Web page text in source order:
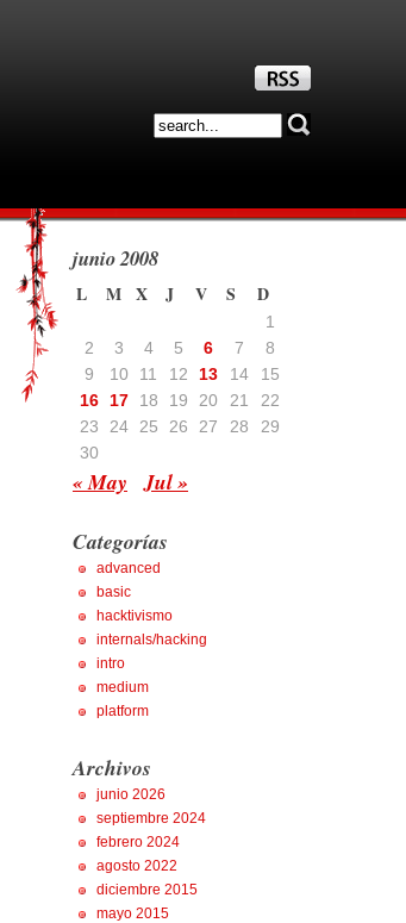
junio 2008
L M X J V S D
1
2
3 4 5 6 7
8
9
10 11 12 13 14
15
16
17 18 19 20 21
22
23
24 25 26 27 28
29
30
« May Jul »
Categorías
advanced
basic
hacktivismo
internals/hacking
intro
medium
platform
Archivos
junio 2026
septiembre 2024
febrero 2024
agosto 2022
diciembre 2015
mayo 2015